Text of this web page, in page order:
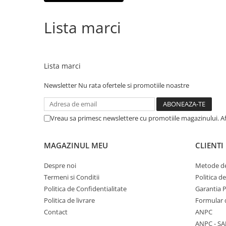
Business TravelLista marci
Lista marci
Newsletter Nu rata ofertele si promotiile noastre
Vreau sa primesc newslettere cu promotiile magazinului.
MAGAZINUL MEU
Despre noi
Termeni si Conditii
Politica de Confidentialitate
Politica de livrare
Contact
CLIENTI
Metode
Politica
Garantia
Formular
ANPC
ANPC -